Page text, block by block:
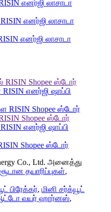
Co., Ltd. அனைத்து
சூடான தயாரிப்புகள்,
பிரேக்கர், மினி சர்க்யூட்
வயர் ஹார்னஸ்,